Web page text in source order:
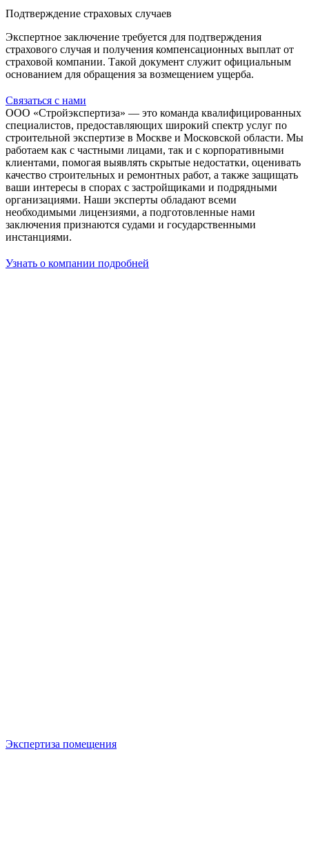
Подтверждение страховых случаев
Экспертное заключение требуется для подтверждения
страхового случая и получения компенсационных выплат от
страховой компании. Такой документ служит официальным
основанием для обращения за возмещением ущерба.
Связаться с нами
ООО «Стройэкспертиза» — это команда квалифицированных
специалистов, предоставляющих широкий спектр услуг по
строительной экспертизе в Москве и Московской области. Мы
работаем как с частными лицами, так и с корпоративными
клиентами, помогая выявлять скрытые недостатки, оценивать
качество строительных и ремонтных работ, а также защищать
ваши интересы в спорах с застройщиками и подрядными
организациями. Наши эксперты обладают всеми
необходимыми лицензиями, а подготовленные нами
заключения признаются судами и государственными
инстанциями.
Узнать о компании подробней
Экспертиза помещения